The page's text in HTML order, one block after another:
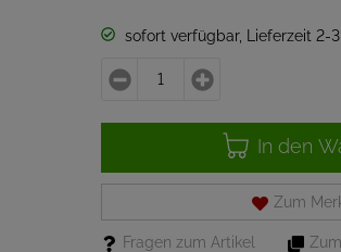
sofort verfügbar, Lieferzeit 2-
In den
Zum
Fragen zum Artikel